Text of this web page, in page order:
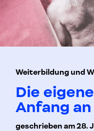
Weiterbildung und
Die
Anfang
geschrieben am 28.